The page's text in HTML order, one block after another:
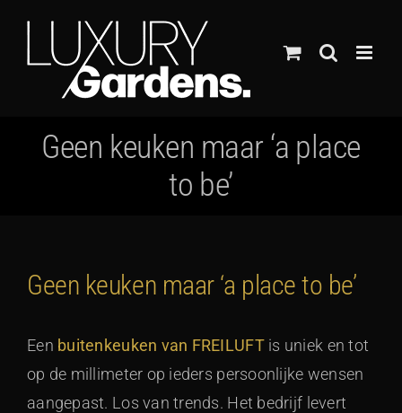
inhoud
Geen keuken maar ‘a place
to be’
Geen keuken maar ‘a place to be’
Een buitenkeuken van FREILUFTis uniek en tot
op de millimeter op ieders persoonlijke wensen
aangepast. Los van trends. Het bedrijf levert